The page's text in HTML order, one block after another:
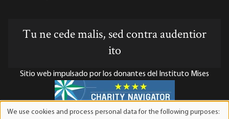
Tu ne cede malis, sed contra audentior
ito
Sitio web impulsado por los donantes del Instituto Mises
We use cookies and process personal data for the following purposes: